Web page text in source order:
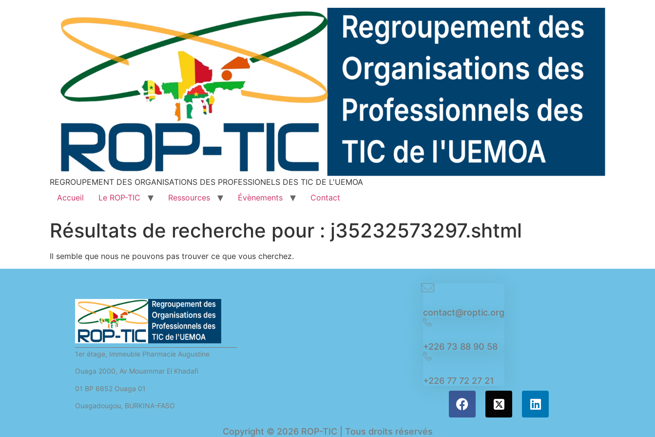
REGROUPEMENT DES ORGANISATIONS DES PROFESSIONELS DES TIC DE L'UEMOA
Accueil
Le ROP-TIC Ressources Évènements Contact
Résultats de recherche pour : j35232573297.shtml
Il semble que nous ne pouvons pas trouver ce que vous cherchez.
1er étage, Immeuble Pharmacie Augustine
Ouaga 2000, Av Mouammar El Khadafi
01 BP 6652 Ouaga 01
Ouagadougou, BURKINA-FASO
contact@roptic.org
+226 73 88 90 58
+226 77 72 27 21
Copyright © 2026 ROP-TIC | Tous droits réservés